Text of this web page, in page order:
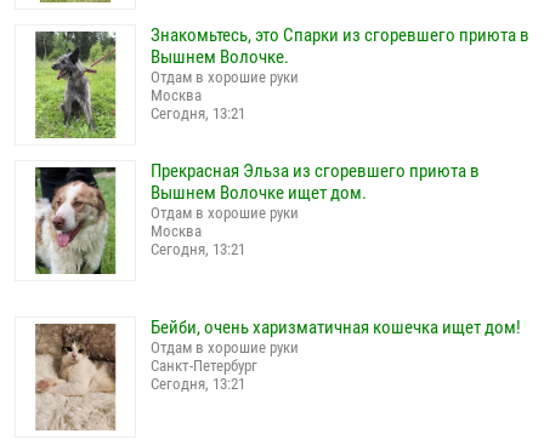
Знакомьтесь, это Спарки из сгоревшего приюта в
Вышнем Волочке.
Отдам в хорошие руки
Москва
Сегодня, 13:21
Прекрасная Эльза из сгоревшего приюта в
Вышнем Волочке ищет дом.
Отдам в хорошие руки
Москва
Сегодня, 13:21
Бейби, очень харизматичная кошечка ищет дом!
Отдам в хорошие руки
Санкт-Петербург
Сегодня, 13:21